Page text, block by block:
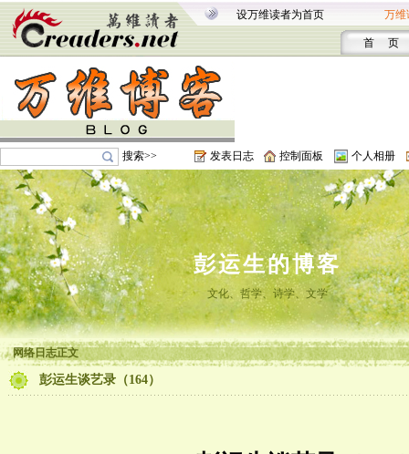
设万维读者为首页 万维
首 页
搜索>> 发表日志 控制面板 个人相册
彭运生的博客
文化、哲学、诗学、文学
网络日志正文
彭运生谈艺录（164）